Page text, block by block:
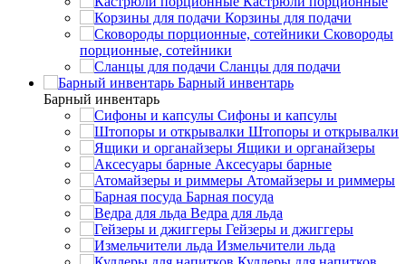
Корзины для подачи
Сковороды
порционные, сотейники
Сланцы для подачи
Барный инвентарь
Барный инвентарь
Сифоны и капсулы
Штопоры и открывалки
Ящики и органайзеры
Аксесуары барные
Атомайзеры и риммеры
Барная посуда
Ведра для льда
Гейзеры и джиггеры
Измельчители льда